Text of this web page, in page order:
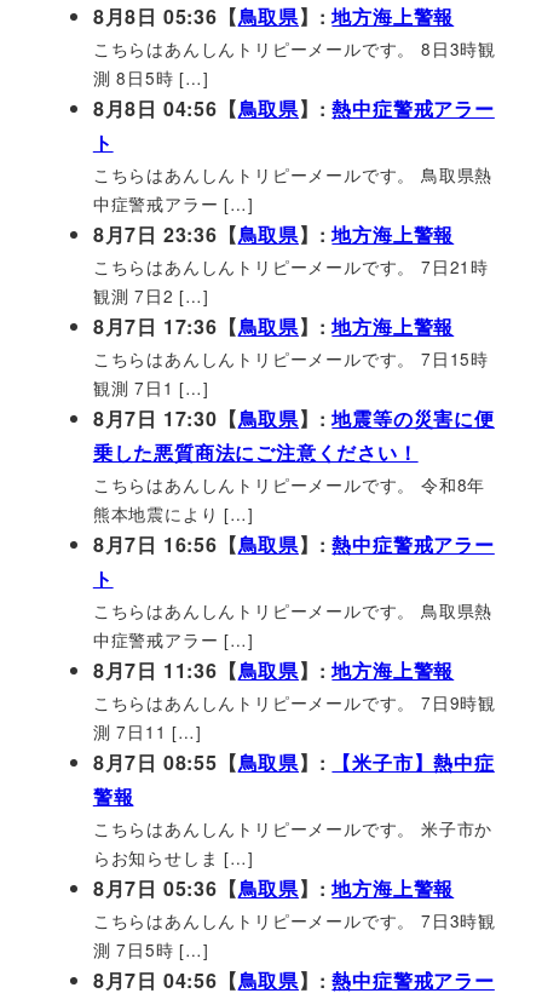
8月8日 05:36【鳥取県】:地方海上警報
こちらはあんしんトリピーメールです。 8日3時観
測 8日5時 […]
8月8日 04:56【鳥取県】:熱中症警戒アラー
ト
こちらはあんしんトリピーメールです。 鳥取県熱
中症警戒アラー […]
8月7日 23:36【鳥取県】:地方海上警報
こちらはあんしんトリピーメールです。 7日21時
観測 7日2 […]
8月7日 17:36【鳥取県】:地方海上警報
こちらはあんしんトリピーメールです。 7日15時
観測 7日1 […]
8月7日 17:30【鳥取県】:地震等の災害に便
乗した悪質商法にご注意ください！
こちらはあんしんトリピーメールです。 令和8年
熊本地震により […]
8月7日 16:56【鳥取県】:熱中症警戒アラー
ト
こちらはあんしんトリピーメールです。 鳥取県熱
中症警戒アラー […]
8月7日 11:36【鳥取県】:地方海上警報
こちらはあんしんトリピーメールです。 7日9時観
測 7日11 […]
8月7日 08:55【鳥取県】:
【米子市】熱中症
警報
こちらはあんしんトリピーメールです。 米子市か
らお知らせしま […]
8月7日 05:36【鳥取県】:地方海上警報
こちらはあんしんトリピーメールです。 7日3時観
測 7日5時 […]
8月7日 04:56【鳥取県】:熱中症警戒アラー